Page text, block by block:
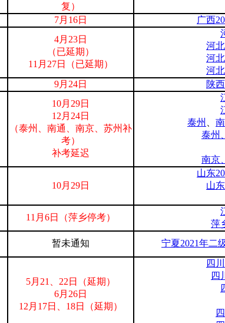
复）
7月16日 广西
4月23日
（已延期）
11月27日（已延期）
河
河
河
9月24日 陕
10月29日
12月24日
（泰州、南通、南京、苏州补
考）
补考延迟
泰州
泰州
南京
10月29日
山东
山
11月6日（萍乡停考）
萍
暂未通知 宁夏2021年二
5月21、22日（延期）
6月26日
12月17日、18日（延期）
四
四